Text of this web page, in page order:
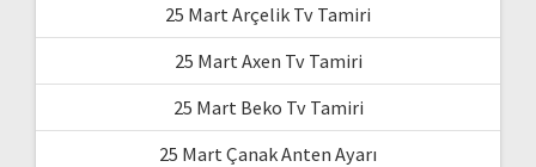
25 Mart Arçelik Tv Tamiri
25 Mart Axen Tv Tamiri
25 Mart Beko Tv Tamiri
25 Mart Çanak Anten Ayarı